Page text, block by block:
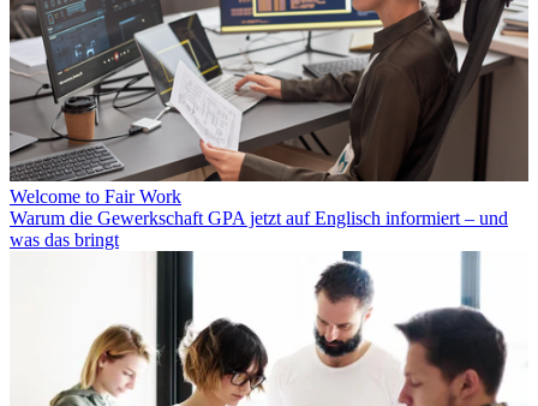
Welcome to Fair Work
Warum die Gewerkschaft GPA jetzt auf Englisch informiert – und
was das bringt